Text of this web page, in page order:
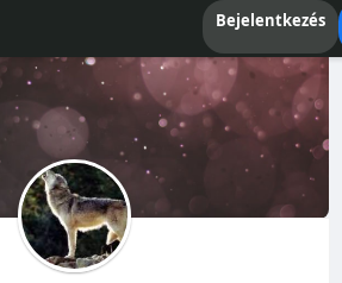
Bejelentkezés